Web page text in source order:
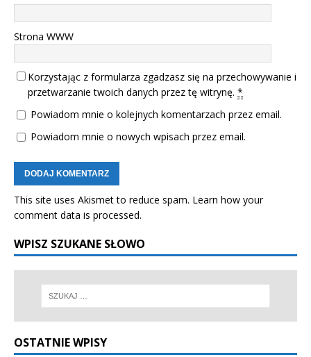
Strona WWW
Korzystając z formularza zgadzasz się na przechowywanie i
przetwarzanie twoich danych przez tę witrynę. *
Powiadom mnie o kolejnych komentarzach przez email.
Powiadom mnie o nowych wpisach przez email.
This site uses Akismet to reduce spam. Learn how your
comment data is processed.
WPISZ SZUKANE SŁOWO
OSTATNIE WPISY